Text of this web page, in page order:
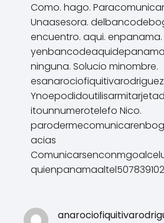
Como. hago.
Unaasesora.
encuentro. aqui. enpanama.
ninguna. Solucio minombre.
esanarociofiquitivarodriguez
itounnumerotelefo Nico.
acias